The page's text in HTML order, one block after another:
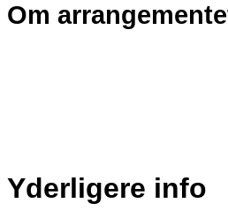
Om
Yderligere info